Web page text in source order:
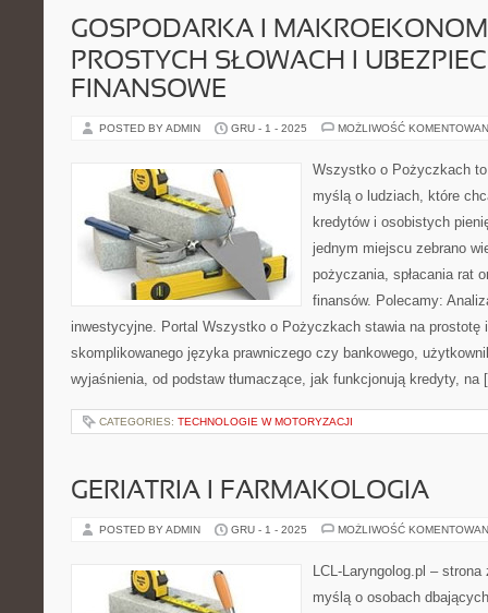
GOSPODARKA I
PROSTYCH SŁOWACH I
FINANSOWE
POSTED BY ADMIN GRU - 1 - 2025 MOŻLIWOŚĆ
Wszystko o Pożyczkach
myślą o ludziach, które
kredytów i osobistych
jednym miejscu zebrano
pożyczania, spłacania rat
finansów. Polecamy:
inwestycyjne. Portal Wszystko o Pożyczkach stawia na prostotę
skomplikowanego języka prawniczego czy bankowego,
wyjaśnienia, od podstaw tłumaczące, jak funkcjonują kredyty,
CATEGORIES: TECHNOLOGIE W MOTORYZACJI
GERIATRIA I FARMAKOLOGIA
POSTED BY ADMIN GRU - 1 - 2025 MOŻLIWOŚĆ
LCL-Laryngolog.pl –
myślą o osobach